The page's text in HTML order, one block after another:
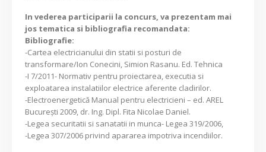
In vederea participarii la concurs, va prezentam mai
jos tematica si bibliografia recomandata:
Bibliografie:
-Cartea electricianului din statii si posturi de
transformare/Ion Conecini, Simion Rasanu. Ed. Tehnica
-I 7/2011- Normativ pentru proiectarea, executia si
exploatarea instalatiilor electrice aferente cladirilor.
-Electroenergetică Manual pentru electricieni – ed. AREL
București 2009, dr. Ing. Dipl. Fita Nicolae Daniel.
-Legea securitatii si sanatatii in munca- Legea 319/2006,
-Legea 307/2006 privind apararea impotriva incendiilor.